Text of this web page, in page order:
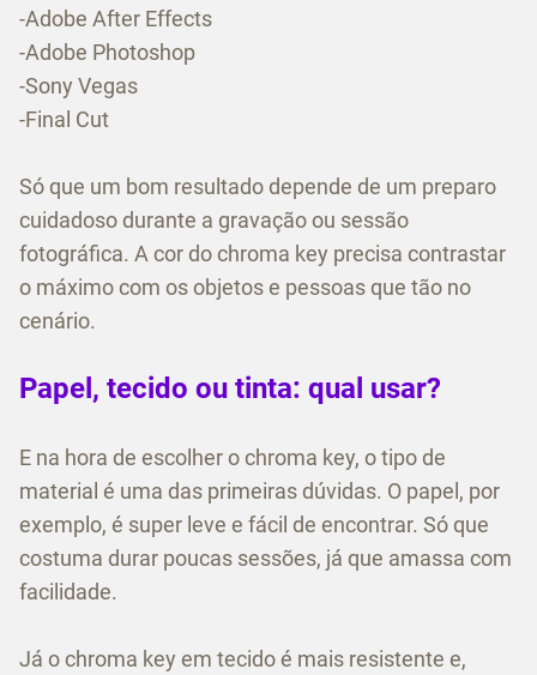
-Adobe After Effects
-Adobe Photoshop
-Sony Vegas
-Final Cut
Só que um bom resultado depende de um preparo
cuidadoso durante a gravação ou sessão
fotográfica. A cor do chroma key precisa contrastar
o máximo com os objetos e pessoas que tão no
cenário.
Papel, tecido ou tinta: qual usar?
E na hora de escolher o chroma key, o tipo de
material é uma das primeiras dúvidas. O papel, por
exemplo, é super leve e fácil de encontrar. Só que
costuma durar poucas sessões, já que amassa com
facilidade.
Já o chroma key em tecido é mais resistente e,